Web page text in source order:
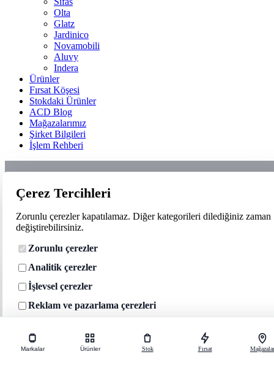
Markalar Ürünler Stok Fırsat Mağazalar
Olta
Glatz
Jardinico
Novamobili
Aluvy
Indera
Ürünler
Fırsat Köşesi
Stokdaki Ürünler
ACD Blog
Mağazalarımız
Şirket Bilgileri
İşlem Rehberi
Çerez tercihleri
Zorunlu çerezler siteyi çalıştırmak için kullanılır. Analitik, işlevsel ve
pazarlama çerezleri yalnızca onayınızla etkinleşir.
Çerez Politikası
Hepsini kabul et
Çerez Tercihleri
Zorunlu çerezler kapatılamaz. Diğer kategorileri dilediğiniz zaman
değiştirebilirsiniz.
Zorunlu çerezler
Analitik çerezler
İşlevsel çerezler
Reklam ve pazarlama çerezleri
Tercihleri kaydet